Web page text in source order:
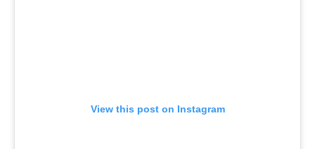
View this post on Instagram